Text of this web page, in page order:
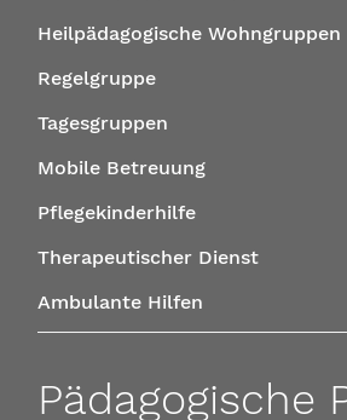
Heilpädagogische Wohngruppen
Regelgruppe
Tagesgruppen
Mobile Betreuung
Pflegekinderhilfe
Therapeutischer Dienst
Ambulante Hilfen
Pädagogische